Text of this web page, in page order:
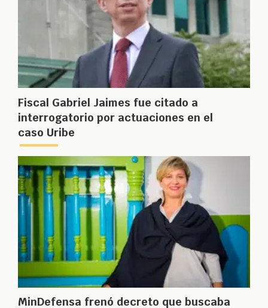
Fiscal Gabriel Jaimes fue citado a
interrogatorio por actuaciones en el
caso Uribe
MinDefensa frenó decreto que buscaba